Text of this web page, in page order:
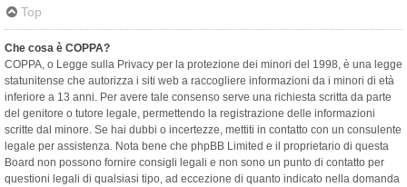
Top
Che cosa è COPPA?
COPPA, o Legge sulla Privacy per la protezione dei minori del 1998, è una legge
statunitense che autorizza i siti web a raccogliere informazioni da i minori di età
inferiore a 13 anni. Per avere tale consenso serve una richiesta scritta da parte
del genitore o tutore legale, permettendo la registrazione delle informazioni
scritte dal minore. Se hai dubbi o incertezze, mettiti in contatto con un consulente
legale per assistenza. Nota bene che phpBB Limited e il proprietario di questa
Board non possono fornire consigli legali e non sono un punto di contatto per
questioni legali di qualsiasi tipo, ad eccezione di quanto indicato nella domanda